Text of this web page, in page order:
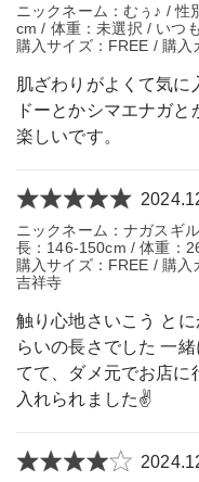
ニックネーム：むぅ♪ /
cm / 体重：未選択 / いつ
購入サイズ：FREE / 購
肌ざわりがよくて気に
ドーとかシマエナガ
楽しいです。
ニックネーム：ナガスギ
長：146-150cm / 体重：
購入サイズ：FREE / 購
吉祥寺
触り心地さいこう と
らいの長さでした 一
てて、ダメ元でお店に
入れられました✌️